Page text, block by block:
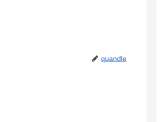
quandle